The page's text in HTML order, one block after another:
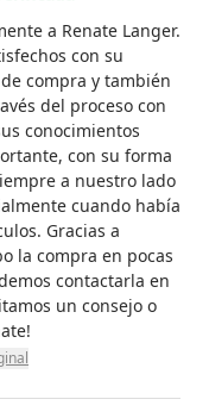
a Renate Langer.
con su
compra y también
del proceso con
conocimientos
con su forma
a nuestro lado
cuando había
Gracias a
la compra en pocas
contactarla en
un consejo o